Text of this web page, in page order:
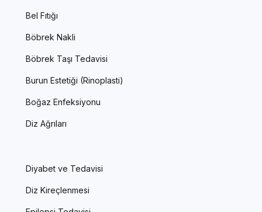
Bel Fıtığı
Böbrek Nakli
Böbrek Taşı Tedavisi
Burun Estetiği (Rinoplasti)
Boğaz Enfeksiyonu
Diz Ağrıları
Diyabet ve Tedavisi
Diz Kireçlenmesi